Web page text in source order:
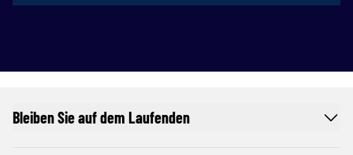
Bleiben Sie auf dem Laufenden